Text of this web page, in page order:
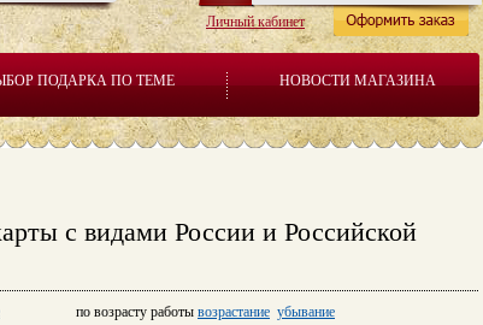
ПОДАРКА ПО ТЕМЕ НОВОСТИ МАГАЗИНА
Личный кабинет
с видами России и Российской
по возрасту работы возрастание убывание